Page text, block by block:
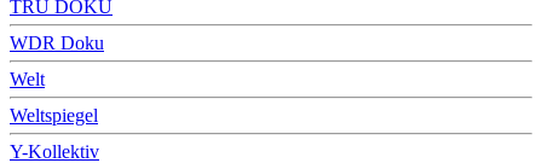
TRU DOKU
WDR Doku
Welt
Weltspiegel
Y-Kollektiv